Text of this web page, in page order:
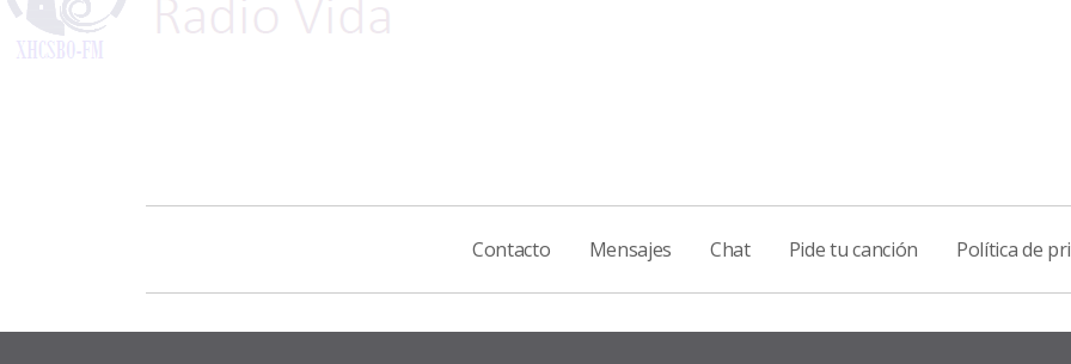
Contacto Mensajes Chat Pide tu canción Política de